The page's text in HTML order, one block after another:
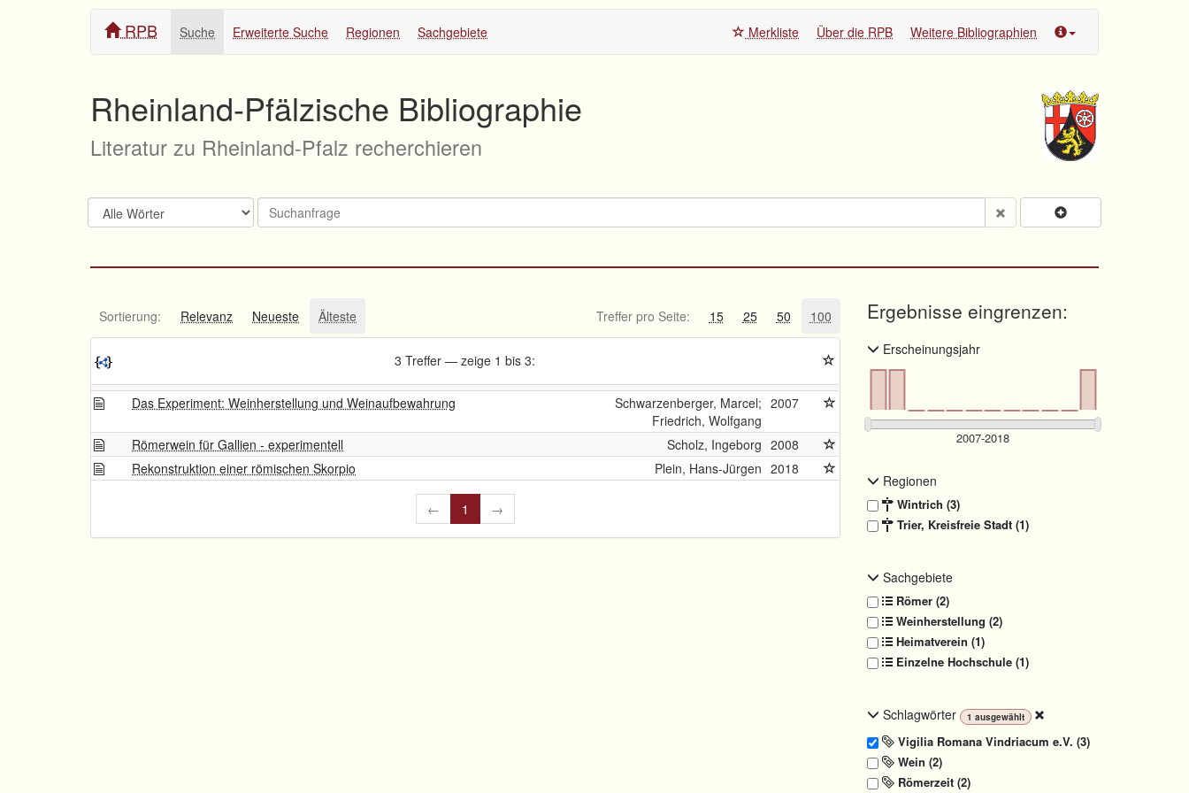
RPB Suche Erweiterte Suche Regionen Sachgebiete Merkliste Über die RPB Weitere Bibliographien
Rheinland-Pfälzische Bibliographie
Literatur zu Rheinland-Pfalz recherchieren
Sortierung: Relevanz Neueste Älteste Treffer pro Seite: 15 25 50 100
3 Treffer — zeige 1 bis 3:
Das Experiment: Weinherstellung und Weinaufbewahrung
Schwarzenberger, Marcel;
Friedrich, Wolfgang
2007
Römerwein für Gallien - experimentell Scholz, Ingeborg 2008
Rekonstruktion einer römischen Skorpio
Plein, Hans-Jürgen 2018
← 1 →
Ergebnisse eingrenzen:
Erscheinungsjahr
Regionen
Wintrich (3)
Trier, Kreisfreie Stadt (1)
Sachgebiete
Römer (2)
Weinherstellung (2)
Heimatverein (1)
Einzelne Hochschule (1)
Schlagwörter 1 ausgewählt
Vigilia Romana Vindriacum e.V. (3)
Wein (2)
Römerzeit (2)